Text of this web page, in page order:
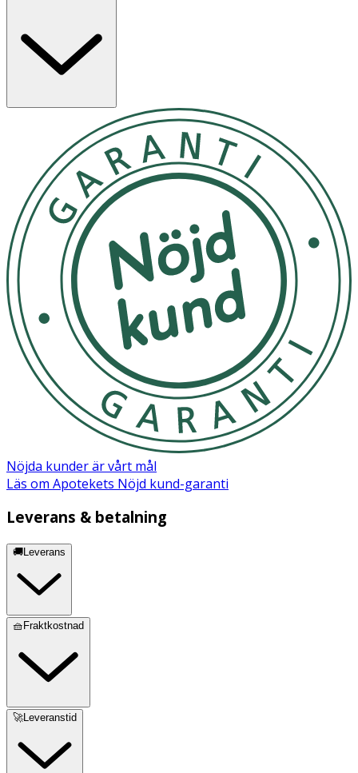
Nöjda kunder är vårt mål
Läs om Apotekets Nöjd kund-garanti
Leverans & betalning
🚚Leverans
🧺Fraktkostnad
🚀Leveranstid